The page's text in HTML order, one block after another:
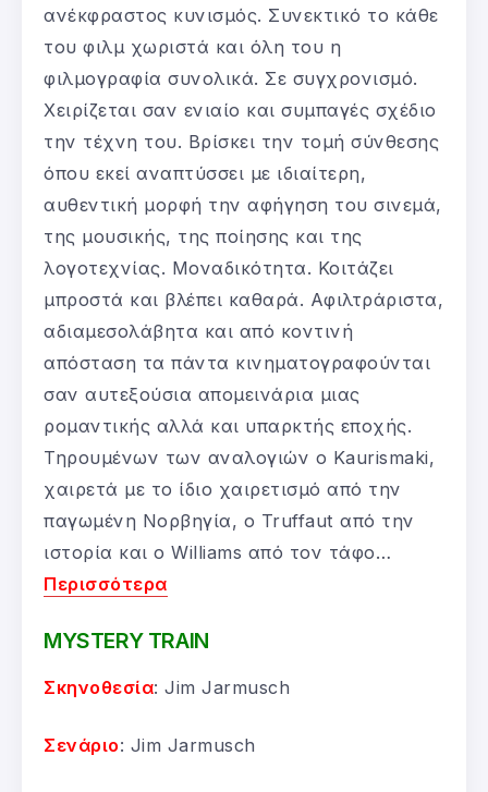
ανέκφραστος κυνισμός. Συνεκτικό το κάθε
του φιλμ χωριστά και όλη του η
φιλμογραφία συνολικά. Σε συγχρονισμό.
Χειρίζεται σαν ενιαίο και συμπαγές σχέδιο
την τέχνη του. Βρίσκει την τομή σύνθεσης
όπου εκεί αναπτύσσει με ιδιαίτερη,
αυθεντική μορφή την αφήγηση του σινεμά,
της μουσικής, της ποίησης και της
λογοτεχνίας. Μοναδικότητα. Κοιτάζει
μπροστά και βλέπει καθαρά. Αφιλτράριστα,
αδιαμεσολάβητα και από κοντινή
απόσταση τα πάντα κινηματογραφούνται
σαν αυτεξούσια απομεινάρια μιας
ρομαντικής αλλά και υπαρκτής εποχής.
Τηρουμένων των αναλογιών ο Kaurismaki,
χαιρετά με το ίδιο χαιρετισμό από την
παγωμένη Νορβηγία, ο Truffaut από την
ιστορία και ο Williams από τον τάφο…
Περισσότερα
MYSTERY TRAIN
Σκηνοθεσία: Jim Jarmusch
Σενάριο: Jim Jarmusch